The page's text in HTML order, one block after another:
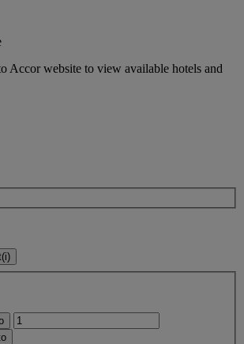
Accor website to view available hotels and